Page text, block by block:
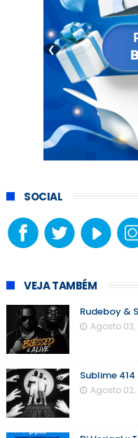
❮
SOCIAL
VEJA TAMBÉM
Rudeboy &
Agosto 03,
Sublime
Agosto 02,